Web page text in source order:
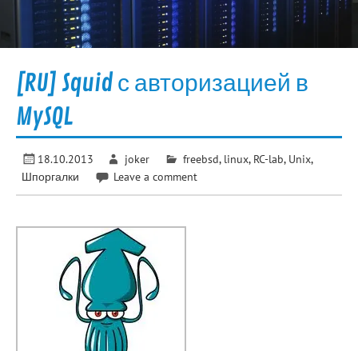
[RU] Squid с авторизацией в
MySQL
18.10.2013 joker freebsd, linux, RC-lab, Unix,
Шпоргалки
Leave a comment